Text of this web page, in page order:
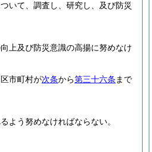
いて、調査し、研究し、及び防災
上及び防災意識の高揚に努めなけ
市町村が次条から第三十六条 まで
よう努めなければならない。